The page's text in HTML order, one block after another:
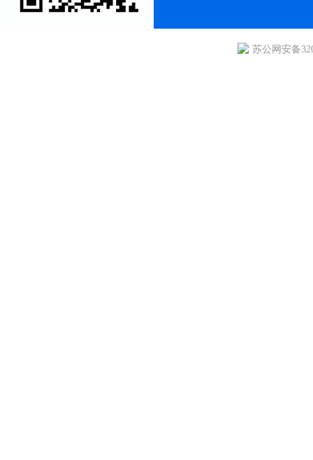
苏公网安备